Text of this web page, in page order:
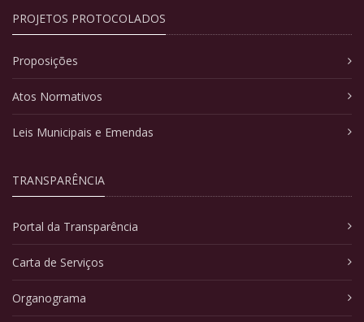
PROJETOS PROTOCOLADOS
Proposições
Atos Normativos
Leis Municipais e Emendas
TRANSPARÊNCIA
Portal da Transparência
Carta de Serviços
Organograma